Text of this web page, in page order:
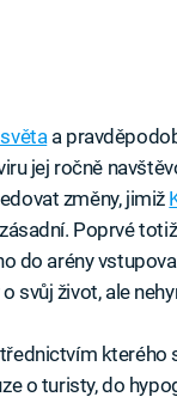
a
jej ročně
změny, jimiž
Poprvé
do arény
svůj život, ale
kterého
o turisty, do